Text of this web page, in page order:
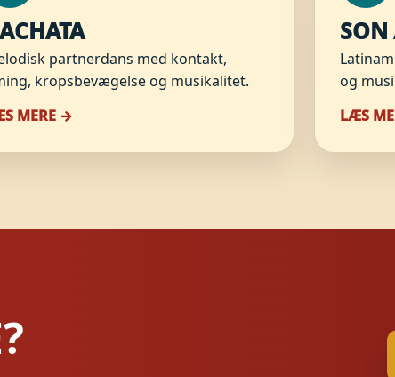
partnerdans med kontakt,
kropsbevægelse og musikalitet.
MERE →
SON
og
LÆS